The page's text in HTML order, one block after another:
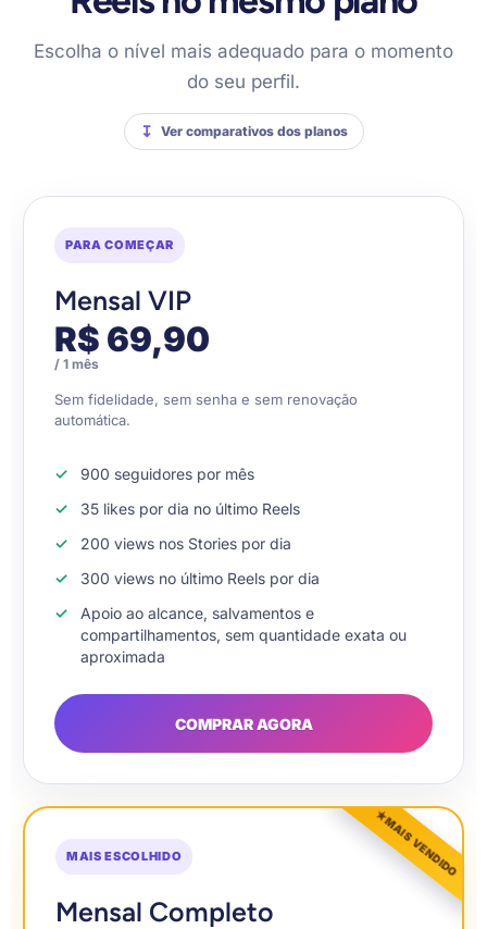
Escolha o nível mais adequado para o momento
do seu perfil.
Ver comparativos dos planos
PARA COMEÇAR
Mensal VIP
R$ 69,90
/ 1 mês
Sem fidelidade, sem senha e sem renovação
automática.
900 seguidores por mês
35 likes por dia no último Reels
200 views nos Stories por dia
300 views no último Reels por dia
Apoio ao alcance, salvamentos e
compartilhamentos, sem quantidade exata ou
aproximada
COMPRAR AGORA
★MAIS VENDIDO
MAIS ESCOLHIDO
Mensal Completo